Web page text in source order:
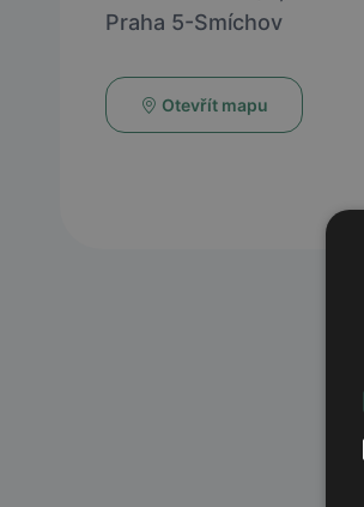
Praha 5-Smíchov
Otevřít mapu